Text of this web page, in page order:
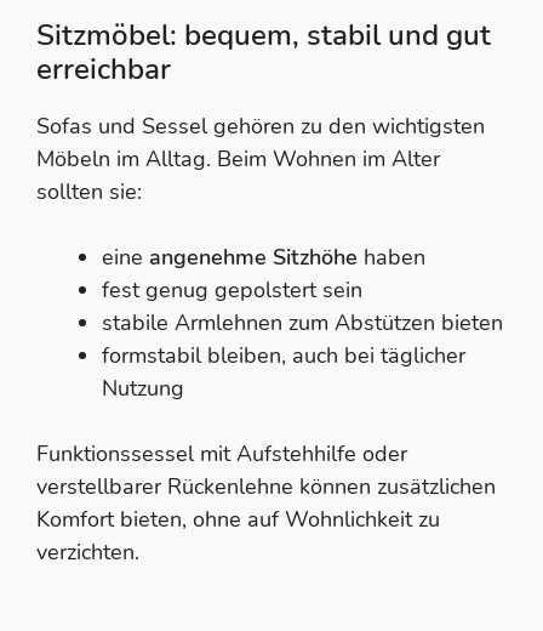
Sitzmöbel: bequem, stabil und gut
erreichbar
Sofas und Sessel gehören zu den wichtigsten
Möbeln im Alltag. Beim Wohnen im Alter
sollten sie:
eine angenehme Sitzhöhe haben
fest genug gepolstert sein
stabile Armlehnen zum Abstützen bieten
formstabil bleiben, auch bei täglicher
Nutzung
Funktionssessel mit Aufstehhilfe oder
verstellbarer Rückenlehne können zusätzlichen
Komfort bieten, ohne auf Wohnlichkeit zu
verzichten.